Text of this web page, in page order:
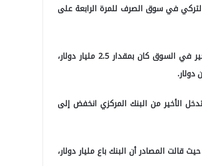
البنك المركزي التركي في سوق الصرف للمرة الرابعة على
ونقلت وكالة “بلومبيرج” عن مصادر لم تذكرها أن التدخل الأخير في السوق كان بمقدار 2.5 مليار دولار،
الذي كان عند مستويات 14.60 قبل التدخل الأخير من البنك المركزي انخفض إلى
بأول تدخل له في السوق في 1 ديسمبر، حيث قالت المصادر أن البنك باع مليار دولار،